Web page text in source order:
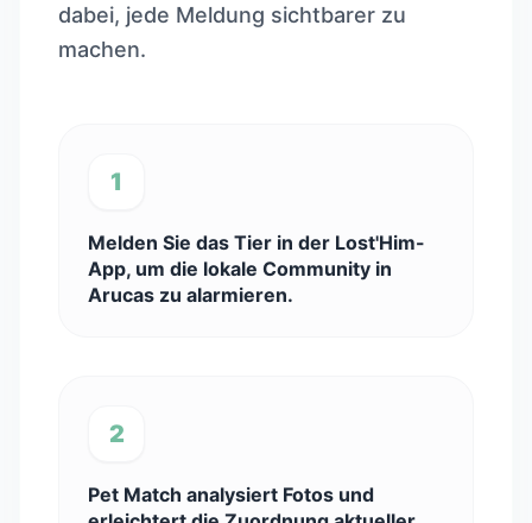
dabei, jede Meldung sichtbarer zu
machen.
1
Melden Sie das Tier in der Lost'Him-
App, um die lokale Community in
Arucas zu alarmieren.
2
Pet Match analysiert Fotos und